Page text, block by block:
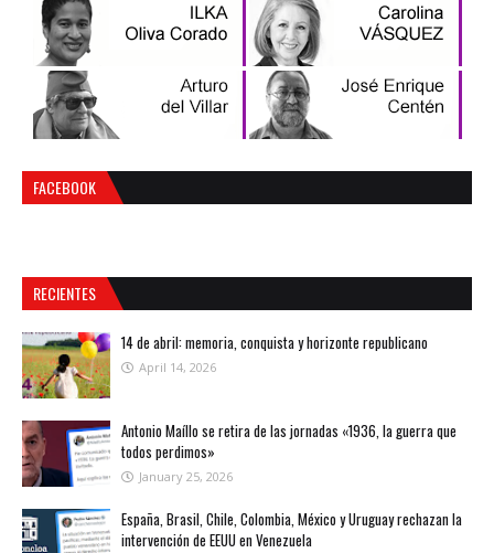
FACEBOOK
RECIENTES
14 de abril: memoria, conquista y horizonte republicano
April 14, 2026
Antonio Maíllo se retira de las jornadas «1936, la guerra que
todos perdimos»
January 25, 2026
España, Brasil, Chile, Colombia, México y Uruguay rechazan la
intervención de EEUU en Venezuela